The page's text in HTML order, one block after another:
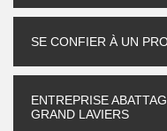
SE CONFIER À UN
ENTREPRISE
GRAND LAVIERS